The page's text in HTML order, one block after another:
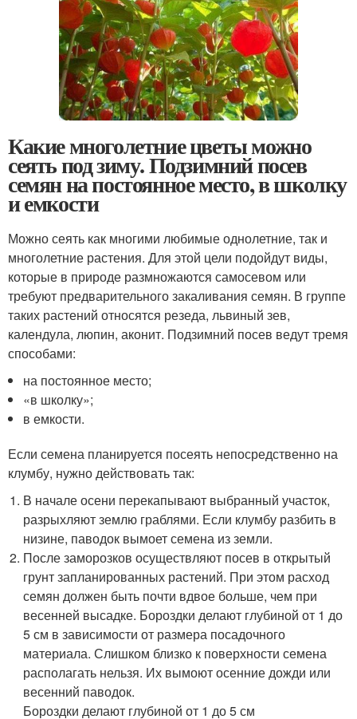
Какие многолетние цветы можно
сеять под зиму. Подзимний посев
семян на постоянное место, в школку
и емкости
Можно сеять как многими любимые однолетние, так и
многолетние растения. Для этой цели подойдут виды,
которые в природе размножаются самосевом или
требуют предварительного закаливания семян. В группе
таких растений относятся резеда, львиный зев,
календула, люпин, аконит. Подзимний посев ведут тремя
способами:
на постоянное место;
«в школку»;
в емкости.
Если семена планируется посеять непосредственно на
клумбу, нужно действовать так:
В начале осени перекапывают выбранный участок,
разрыхляют землю граблями. Если клумбу разбить в
низине, паводок вымоет семена из земли.
После заморозков осуществляют посев в открытый
грунт запланированных растений. При этом расход
семян должен быть почти вдвое больше, чем при
весенней высадке. Бороздки делают глубиной от 1 до
5 см в зависимости от размера посадочного
материала. Слишком близко к поверхности семена
располагать нельзя. Их вымоют осенние дожди или
весенний паводок.
Бороздки делают глубиной от 1 до 5 см